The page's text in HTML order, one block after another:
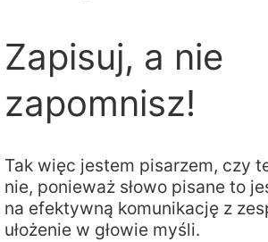
Zapisuj, a nie
zapomnisz!
Tak więc jestem pisarzem, czy
nie, ponieważ słowo pisane to
na efektywną komunikację z
ułożenie w głowie myśli.